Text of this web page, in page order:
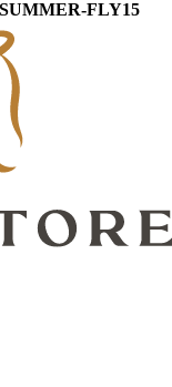
SUMMER-FLY15